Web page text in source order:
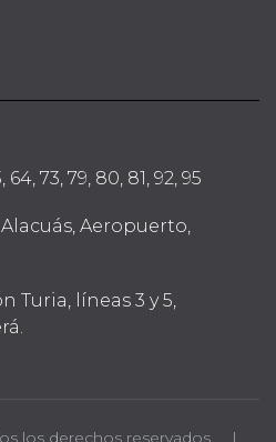
64, 73, 79, 80, 81, 92, 95
Aeropuerto,
Turia, líneas 3 y 5,
los derechos reservados. |